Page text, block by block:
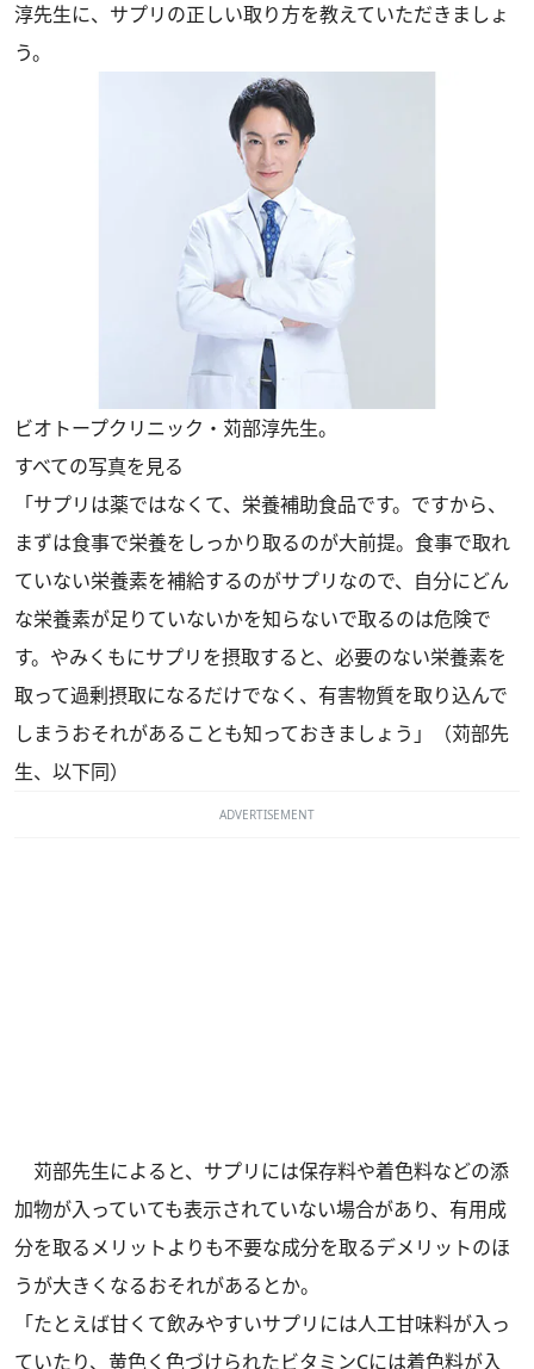
淳先生に、サプリの正しい取り方を教えていただきましょ
う。
ビオトープクリニック・苅部淳先生。
すべての写真を見る
「サプリは薬ではなくて、栄養補助食品です。ですから、
まずは食事で栄養をしっかり取るのが大前提。食事で取れ
ていない栄養素を補給するのがサプリなので、自分にどん
な栄養素が足りていないかを知らないで取るのは危険で
す。やみくもにサプリを摂取すると、必要のない栄養素を
取って過剰摂取になるだけでなく、有害物質を取り込んで
しまうおそれがあることも知っておきましょう」（苅部先
生、以下同）
ADVERTISEMENT
苅部先生によると、サプリには保存料や着色料などの添
加物が入っていても表示されていない場合があり、有用成
分を取るメリットよりも不要な成分を取るデメリットのほ
うが大きくなるおそれがあるとか。
「たとえば甘くて飲みやすいサプリには人工甘味料が入っ
ていたり、黄色く色づけられたビタミンCには着色料が入